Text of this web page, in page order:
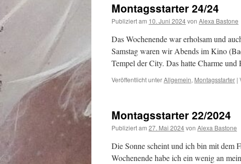
Montagsstarter 24/24
Publiziert am 10. Juni 2024von Alexa Bastone
Das Wochenende war erholsam und
Samstag waren wir Abends im Kino
Tempel der City. Das hatte Charme
Veröffentlicht unterAllgemein, Montagsstarter |
Montagsstarter 22/2024
Publiziert am 27. Mai 2024von Alexa Bastone
Die Sonne scheint und ich bin mit dem
Wochenende habe ich ein wenig an